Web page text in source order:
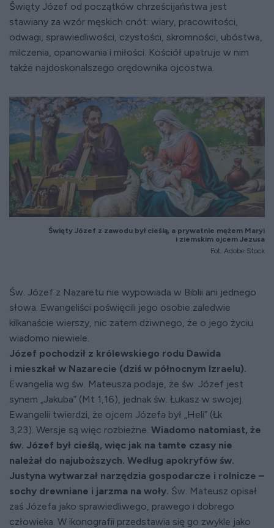
Święty Józef od początków chrześcijaństwa jest
stawiany za wzór męskich cnót: wiary, pracowitości,
odwagi, sprawiedliwości, czystości, skromności, ubóstwa,
milczenia, opanowania i miłości. Kościół upatruje w nim
także najdoskonalszego orędownika ojcostwa.
Święty Józef z zawodu był cieślą, a prywatnie mężem Maryi
i ziemskim ojcem Jezusa
Fot. Adobe Stock
Św. Józef z Nazaretu nie wypowiada w Biblii ani jednego
słowa. Ewangeliści poświęcili jego osobie zaledwie
kilkanaście wierszy, nic zatem dziwnego, że o jego życiu
wiadomo niewiele.
Józef pochodził z królewskiego rodu Dawida
i mieszkał w Nazarecie (dziś w północnym Izraelu).
Ewangelia wg św. Mateusza podaje, że św. Józef jest
synem „Jakuba” (Mt 1,16), jednak św. Łukasz w swojej
Ewangelii twierdzi, że ojcem Józefa był „Heli” (Łk
3,23). Wersje są więc rozbieżne. Wiadomo natomiast, że
św. Józef był cieślą, więc jak na tamte czasy nie
należał do najuboższych. Według apokryfów św.
Justyna wytwarzał narzędzia gospodarcze i rolnicze –
sochy drewniane i jarzma na woły. Św. Mateusz opisał
zaś Józefa jako sprawiedliwego, prawego i dobrego
człowieka. W ikonografii przedstawia się go zwykle jako